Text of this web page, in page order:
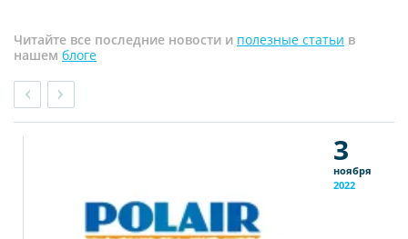
Читайте все последние новости и полезные статьи в
нашем блоге
3
ноября
2022